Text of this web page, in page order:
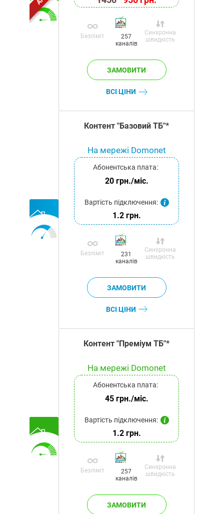
Безліміт
257
каналів
Синхронна
швидкість
ВСІ ЦІНИ
Контент "Базовий ТБ"*
На мережі Domonet
Абонентська плата:
20 грн./міс.
Вартість підключення:
1.2 грн.
Безліміт
231
каналів
Синхронна
швидкість
ВСІ ЦІНИ
Контент "Преміум ТБ"*
На мережі Domonet
Абонентська плата:
45 грн./міс.
Вартість підключення:
1.2 грн.
Безліміт
257
каналів
Синхронна
швидкість